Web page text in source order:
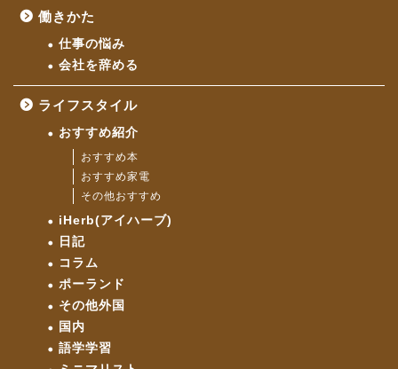
働きかた
仕事の悩み
会社を辞める
ライフスタイル
おすすめ紹介
おすすめ本
おすすめ家電
その他おすすめ
iHerb(アイハーブ)
日記
コラム
ポーランド
その他外国
国内
語学学習